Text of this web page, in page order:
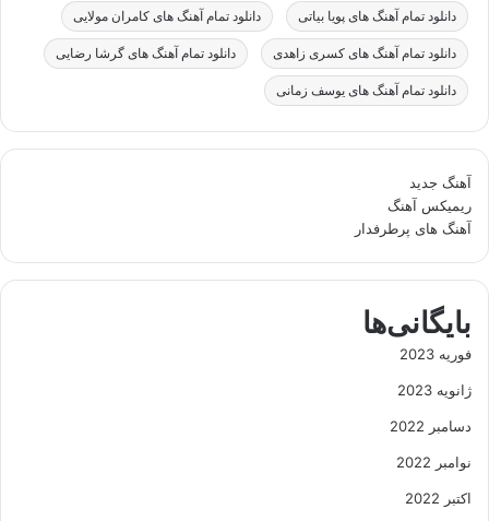
دانلود تمام آهنگ های پویا بیاتی دانلود تمام آهنگ های کامران مولایی
دانلود تمام آهنگ های کسری زاهدی دانلود تمام آهنگ های گرشا رضایی
دانلود تمام آهنگ های یوسف زمانی
آهنگ جدید
ریمیکس آهنگ
آهنگ های پرطرفدار
بایگانی‌ها
فوریه 2023
ژانویه 2023
دسامبر 2022
نوامبر 2022
اکتبر 2022